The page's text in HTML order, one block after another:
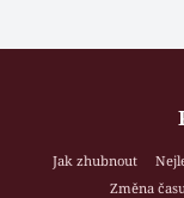
Jak zhubnout
Změna času